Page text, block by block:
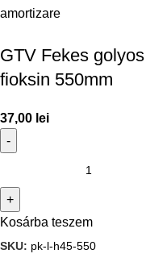
GTV Fekes golyos
fioksin 550mm
37,00 lei
Kosárba teszem
SKU: pk-l-h45-550